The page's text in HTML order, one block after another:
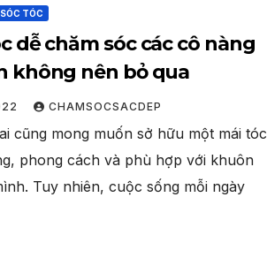
TÓC
dễ chăm sóc các cô nàng
không nên bỏ qua
CHAMSOCSACDEP
cũng mong muốn sở hữu một mái tóc
phong cách và phù hợp với khuôn
Tuy nhiên, cuộc sống mỗi ngày